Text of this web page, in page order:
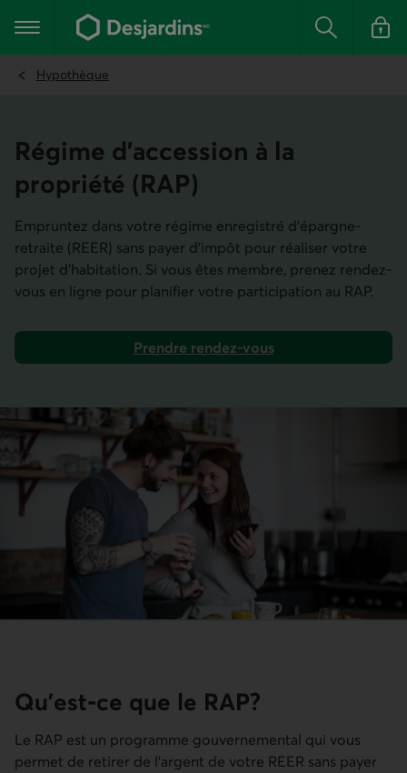
contenu
Menu principal Rechercher
Se
Hypothèque
Régime d'accession à la
propriété (RAP)
Empruntez dans votre régime enregistré d’épargne-
retraite (REER) sans payer d'impôt pour réaliser votre
projet d’habitation. Si vous êtes membre, prenez rendez-
vous en ligne pour planifier votre participation au RAP.
Prendre rendez-vous
dans nos services mobiles et en ligne
Qu'est-ce que le RAP?
Le RAP est un programme gouvernemental qui vous
permet de retirer de l’argent de votre REER sans payer